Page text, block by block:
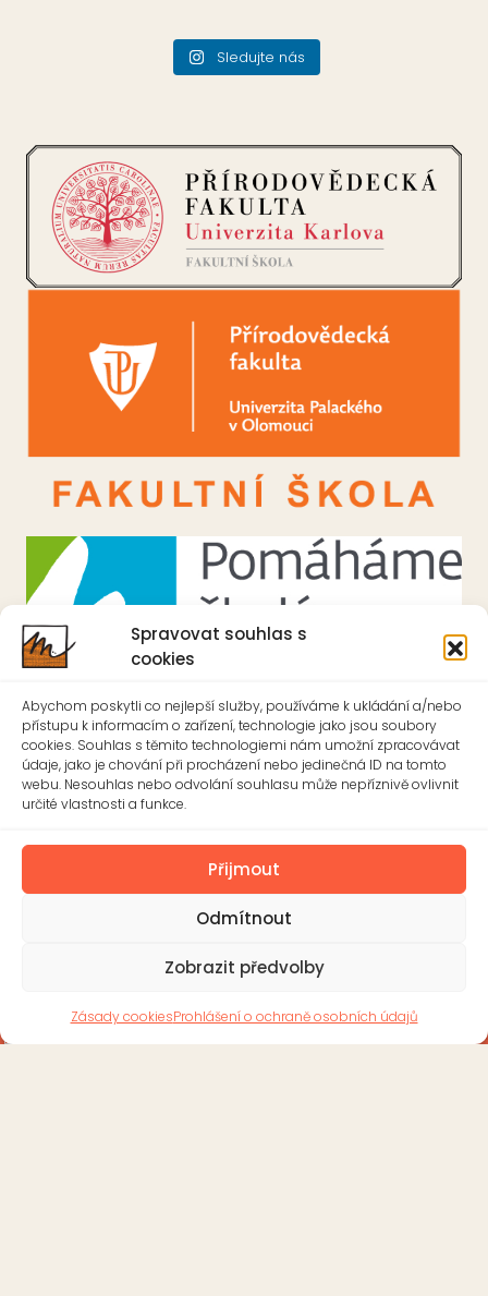
Spravovat souhlas s
cookies
Abychom poskytli co nejlepší služby, používáme k ukládání a/nebo
přístupu k informacím o zařízení, technologie jako jsou soubory
cookies. Souhlas s těmito technologiemi nám umožní zpracovávat
údaje, jako je chování při procházení nebo jedinečná ID na tomto
webu. Nesouhlas nebo odvolání souhlasu může nepříznivě ovlivnit
určité vlastnosti a funkce.
Přijmout
Odmítnout
Zobrazit předvolby
Zásady cookiesProhlášení o ochraně osobních údajů
Sledujte nás
Základní škola Mánesova Otrokovice
Mánesova 908 765 02, Otrokovice
+420 576 771 272
skola@zsotrman.cz
IČ: 75020220
27-6261960277/0100